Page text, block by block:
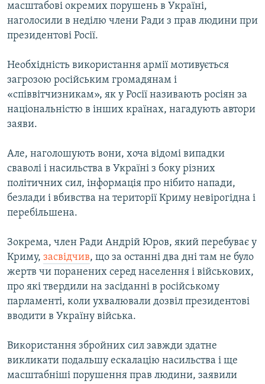
масштабові окремих порушень в Україні,
наголосили в неділю члени Ради з прав людини при
президентові Росії.
Необхідність використання армії мотивується
загрозою російським громадянам і
«співвітчизникам», як у Росії називають росіян за
національністю в інших країнах, нагадують автори
заяви.
Але, наголошують вони, хоча відомі випадки
сваволі і насильства в Україні з боку різних
політичних сил, інформація про нібито напади,
безлади і вбивства на території Криму невірогідна і
перебільшена.
Зокрема, член Ради Андрій Юров, який перебуває у
Криму, засвідчив, що за останні два дні там не було
жертв чи поранених серед населення і військових,
про які твердили на засіданні в російському
парламенті, коли ухвалювали дозвіл президентові
вводити в Україну війська.
Використання збройних сил завжди здатне
викликати подальшу ескалацію насильства і ще
масштабніші порушення прав людини, заявили